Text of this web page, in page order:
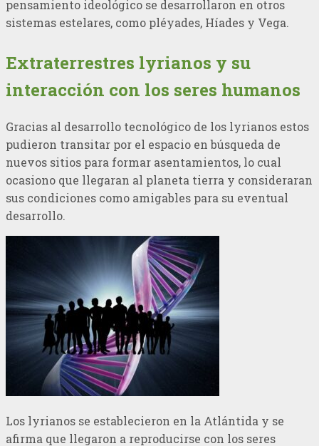
pensamiento ideológico se desarrollaron en otros
sistemas estelares, como pléyades, Híades y Vega.
Extraterrestres lyrianos y su
interacción con los seres humanos
Gracias al desarrollo tecnológico de los lyrianos estos
pudieron transitar por el espacio en búsqueda de
nuevos sitios para formar asentamientos, lo cual
ocasiono que llegaran al planeta tierra y consideraran
sus condiciones como amigables para su eventual
desarrollo.
Los lyrianos se establecieron en la Atlántida y se
afirma que llegaron a reproducirse con los seres